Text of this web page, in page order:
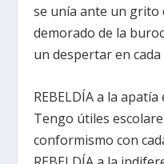
se unía ante un grito
demorado de la
un despertar en
REBELDÍA a la
Tengo útiles
conformismo con